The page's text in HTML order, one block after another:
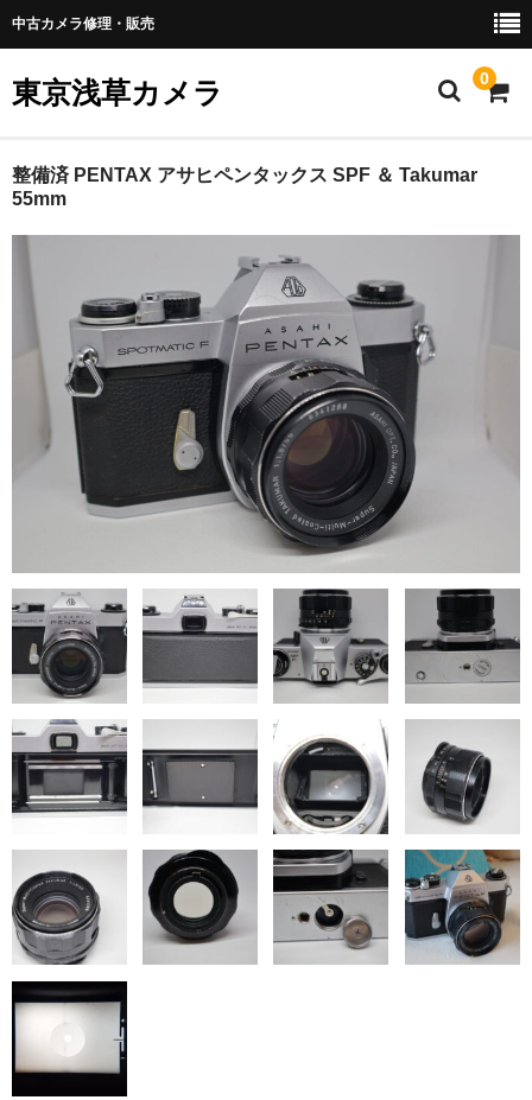
中古カメラ修理・販売
東京浅草カメラ 0
ホーム
修理受付
買い取り
返品規定
配送料金
お支払い
ご利用ガイド
お問い合わせ
ブログ
特定商取引法に基づく表示
整備済 PENTAX アサヒペンタックス SPF ＆ Takumar
55mm